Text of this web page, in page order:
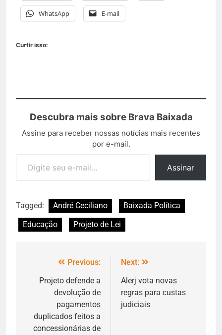
WhatsApp E-mail
Curtir isso:
Descubra mais sobre Brava Baixada
Assine para receber nossas notícias mais recentes
por e-mail.
Assinar
Tagged: André Ceciliano
Baixada Política
Educação
Projeto de Lei
Previous:
Projeto defende a
devolução de
pagamentos
duplicados feitos a
concessionárias de
Next:
Alerj vota novas
regras para custas
judiciais